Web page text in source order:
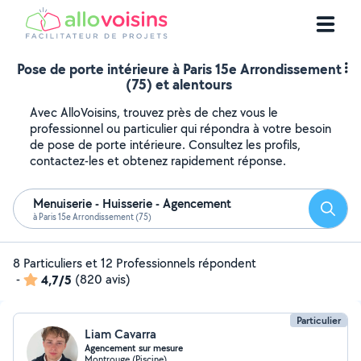
Pose de porte intérieure à Paris 15e Arrondissement
(75) et alentours
Avec AlloVoisins, trouvez près de chez vous le
professionnel ou particulier qui répondra à votre besoin
de pose de porte intérieure. Consultez les profils,
contactez-les et obtenez rapidement réponse.
Menuiserie - Huisserie - Agencement
à Paris 15e Arrondissement (75)
8 Particuliers et 12 Professionnels répondent
-
4,7/5 (820 avis)
Particulier
Liam Cavarra
Agencement sur mesure